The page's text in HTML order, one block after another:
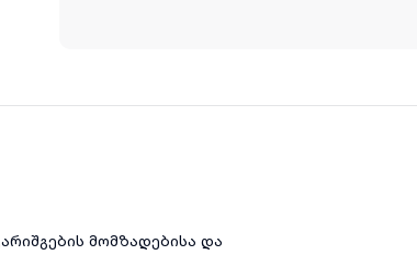
მომზადებისა და